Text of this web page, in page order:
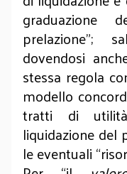
graduazione
prelazione”;
dovendosi
stessa regola
modello
tratti di
liquidazione
le eventuali